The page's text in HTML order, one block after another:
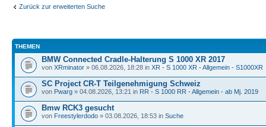
Zurück zur erweiterten Suche
THEMEN
BMW Connected Cradle-Halterung S 1000 XR 2017
von XRminator » 06.08.2026, 18:28 in XR - S 1000 XR - Allgemein - S1000XR
SC Project CR-T Teilgenehmigung Schweiz
von Pwarg » 04.08.2026, 13:21 in RR - S 1000 RR - Allgemein - ab Mj. 2019
Bmw RCK3 gesucht
von Freestylerdodo » 03.08.2026, 18:53 in Suche